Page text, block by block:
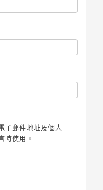
子郵件地址及個人
時使用。